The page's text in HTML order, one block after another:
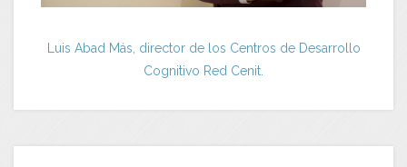
Luis Abad Más, director de los Centros de Desarrollo
Cognitivo Red Cenit.